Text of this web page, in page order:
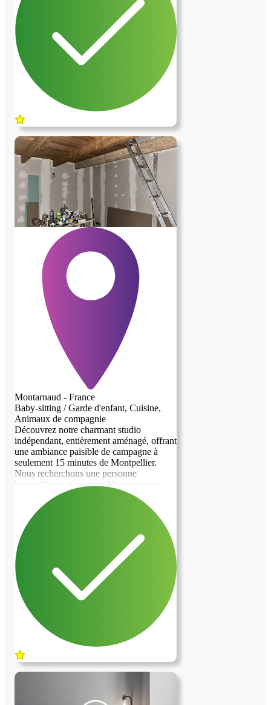
Montarnaud - France
Baby-sitting / Garde d'enfant, Cuisine,
Animaux de compagnie
Découvrez notre charmant studio
indépendant, entièrement aménagé, offrant
une ambiance paisible de campagne à
seulement 15 minutes de Montpellier.
Nous recherchons une personne
bienveillante et responsable pour nous
aider à prendre soin de nos deux enfants,
âgés de 7 et 5 ans, à partir de septembre.
Les tâches incluront les récupérer à
l'école, s'occuper d'eux jusqu'à notre
retour, les aider à prendre leur douche et
préparer leurs repas. Nous avons besoin
de cette aide deux soirs par semaine, ainsi
que le mercredi (possibilité de ne faire
qu'une demi-journée) si pas possible à voir
pour remplacer par samedi matin , et
occasionnellement une soirée. Pour cette
mission, un permis de conduire et une
voiture sont indispensables, car il n'y a pas
de transports en commun à proximité. De
plus, nous avons deux adorables chiens et
des chevaux, ce qui ajoute une touche de
vie à notre environnement. Si vous êtes
enrichissante, n'hésitez pas à nous
contacter. Nous serions ravis de vous